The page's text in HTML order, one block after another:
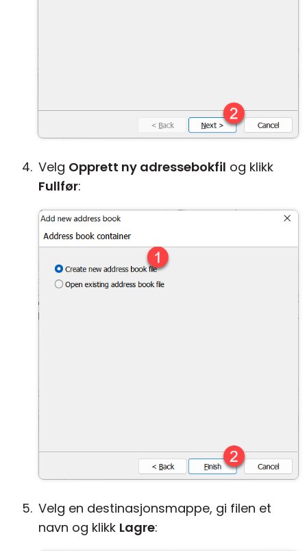
Velg Opprett ny adressebokfil og klikk
Fullfør:
Velg en destinasjonsmappe, gi filen et
navn og klikk Lagre: